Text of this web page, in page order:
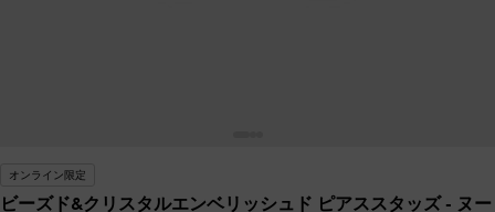
オンライン限定
ビーズド&クリスタルエンベリッシュド ピアススタッズ- ヌー